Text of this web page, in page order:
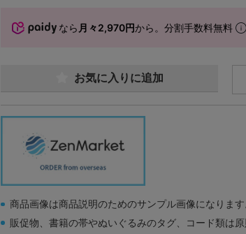
なら 月々2,970円から。分割手数料無料
お気に入りに追加
商品画像は商品説明のためのサンプル画像になります
販促物、書籍の帯やぬいぐるみのタグ、コード類は